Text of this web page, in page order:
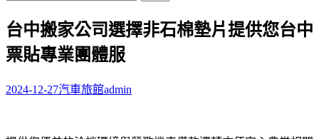
關
鍵
字:
台中搬家公司選擇非石棉墊片提供您台中
票貼專業團體服
2024-12-27汽車旅館admin